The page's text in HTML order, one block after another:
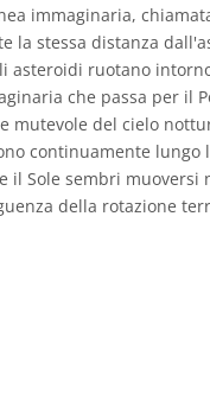
immaginaria,
la stessa distanza
asteroidi ruotano
che passa per il
mutevole del cielo
continuamente lungo
il Sole sembri muoversi
della rotazione